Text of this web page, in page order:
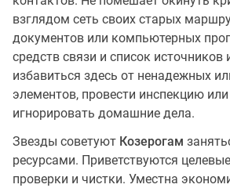
взглядом сеть своих старых
документов или компьютерных
средств связи и список
избавиться здесь от ненадежных
элементов, провести инспекцию
игнорировать домашние дела.
Звезды советуют Козерогам
ресурсами. Приветствуются
проверки и чистки. Уместна